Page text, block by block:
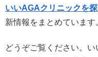
いいAGAクリニックを探
新情報をまとめています
どうぞご覧ください。